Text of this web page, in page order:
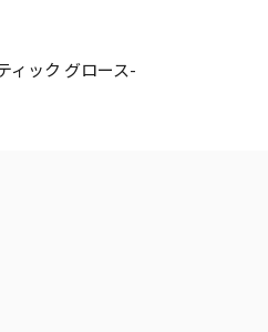
ィック グロース-